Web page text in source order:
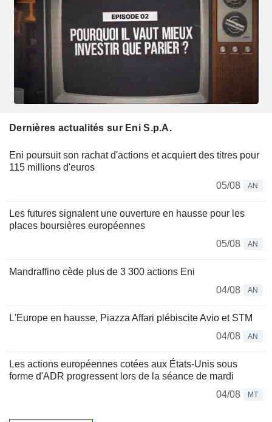
Dernières actualités sur Eni S.p.A.
Eni poursuit son rachat d'actions et acquiert des titres pour
115 millions d'euros
05/08
AN
Les futures signalent une ouverture en hausse pour les
places boursières européennes
05/08
AN
Mandraffino cède plus de 3 300 actions Eni
04/08
AN
L'Europe en hausse, Piazza Affari plébiscite Avio et STM
04/08
AN
Les actions européennes cotées aux États-Unis sous
forme d'ADR progressent lors de la séance de mardi
04/08
MT